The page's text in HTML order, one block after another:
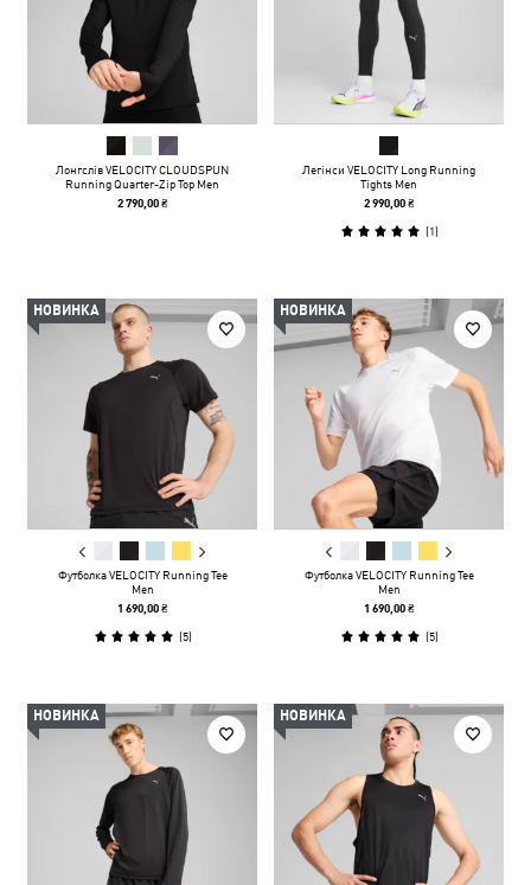
Лонгслів VELOCITY CLOUDSPUN
Running Quarter-Zip Top Men
2 790,00 ₴
Легінси VELOCITY Long Running
Tights Men
2 990,00 ₴
(1)
НОВИНКА
Футболка VELOCITY Running Tee
Men
1 690,00 ₴
(5)
НОВИНКА
Футболка VELOCITY Running Tee
Men
1 690,00 ₴
(5)
НОВИНКА НОВИНКА